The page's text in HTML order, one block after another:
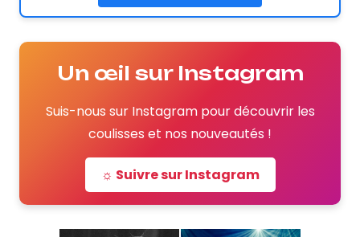
Un œil sur Instagram
Suis-nous sur Instagram pour découvrir les
coulisses et nos nouveautés !
☼ Suivre sur Instagram